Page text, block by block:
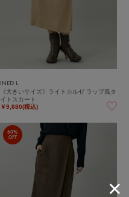
INED L
《大きいサイズ》ライトカルゼ ラップ風タ
イトスカート
￥9,680(税込)
60%
OFF